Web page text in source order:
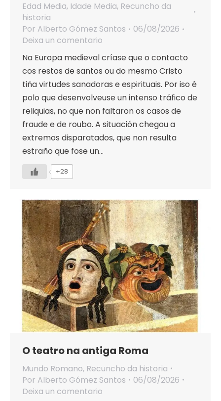
Edad Media, Idade Media, Recuncho da
historia
Por Alberto Gómez Santos
06/08/2026
Deixa un comentario
Na Europa medieval críase que o contacto
cos restos de santos ou do mesmo Cristo
tiña virtudes sanadoras e espirituais. Por iso é
polo que desenvolveuse un intenso tráfico de
reliquias, no que non faltaron os casos de
fraude e de roubo. A situación chegou a
extremos disparatados, que non resulta
estraño que fose un…
+28
O teatro na antiga Roma
Mundo Romano, Recuncho da historia
Por Alberto Gómez Santos
06/08/2026
Deixa un comentario